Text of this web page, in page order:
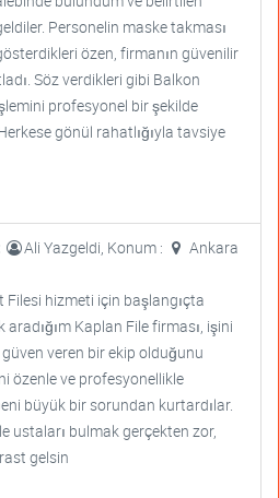
Personelin maske takması
özen, firmanın güvenilir
Söz verdikleri gibi Balkon
profesyonel bir şekilde
gönül rahatlığıyla tavsiye
Ali Yazgeldi, Konum :
Ankara
Filesi hizmeti için başlangıçta
Kaplan File firması, işini
veren bir ekip olduğunu
özenle ve profesyonellikle
büyük bir sorundan kurtardılar.
ustaları bulmak gerçekten zor,
gelsin